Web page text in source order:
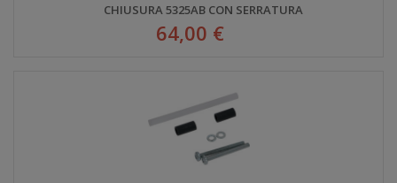
CHIUSURA 5325AB CON SERRATURA
64,00 €